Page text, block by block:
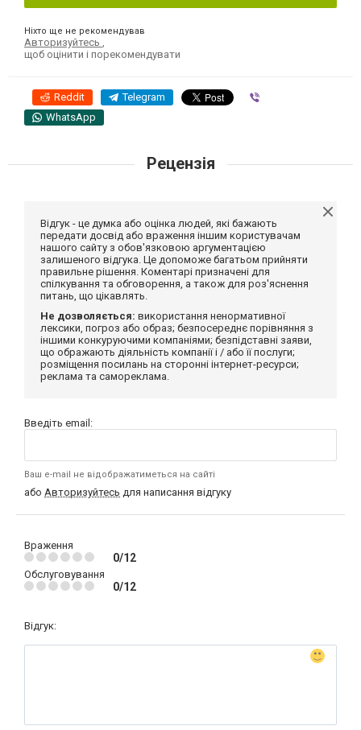
Ніхто ще не рекомендував
Авторизуйтесь
щоб оцінити і порекомендувати
Reddit Telegram
WhatsApp
Рецензія
Відгук - це думка або оцінка людей, які бажають
передати досвід або враження іншим користувачам
нашого сайту з обов'язковою аргументацією
залишеного відгука. Це допоможе багатьом прийняти
правильне рішення. Коментарі призначені для
спілкування та обговорення, а також для роз'яснення
питань, що цікавлять.
Не дозволяється: використання ненормативної
лексики, погроз або образ; безпосереднє порівняння з
іншими конкуруючими компаніями; безпідставні заяви,
що ображають діяльність компанії і / або її послуги;
розміщення посилань на сторонні інтернет-ресурси;
реклама та самореклама.
Введіть email:
Ваш e-mail не відображатиметься на сайті
або Авторизуйтесь для написання відгуку
Враження
0/12
Обслуговування
0/12
Відгук: